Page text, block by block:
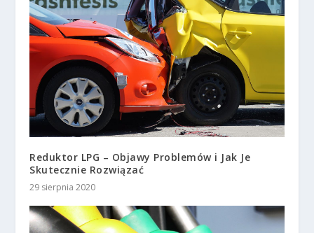
Reduktor LPG – Objawy Problemów i Jak Je
Skutecznie Rozwiązać
29 sierpnia 2020